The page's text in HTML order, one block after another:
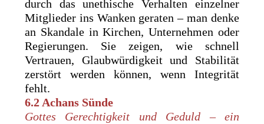
durch das unethische Verhalten einzelner
Mitglieder ins Wanken geraten – man denke
an Skandale in Kirchen, Unternehmen oder
Regierungen. Sie zeigen, wie schnell
Vertrauen, Glaubwürdigkeit und Stabilität
zerstört werden können, wenn Integrität
fehlt.
6.2 Achans Sünde
Gottes Gerechtigkeit und Geduld – ein